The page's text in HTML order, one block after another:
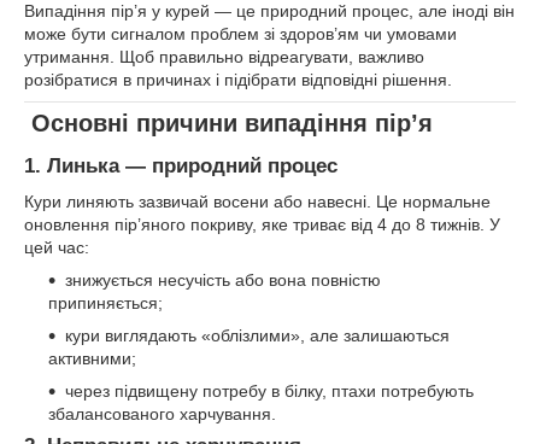
Випадіння пір’я у курей — це природний процес, але іноді він
може бути сигналом проблем зі здоров’ям чи умовами
утримання. Щоб правильно відреагувати, важливо
розібратися в причинах і підібрати відповідні рішення.
Основні причини випадіння пір’я
1. Линька — природний процес
Кури линяють зазвичай восени або навесні. Це нормальне
оновлення пір’яного покриву, яке триває від 4 до 8 тижнів. У
цей час:
знижується несучість або вона повністю
припиняється;
кури виглядають «облізлими», але залишаються
активними;
через підвищену потребу в білку, птахи потребують
збалансованого харчування.